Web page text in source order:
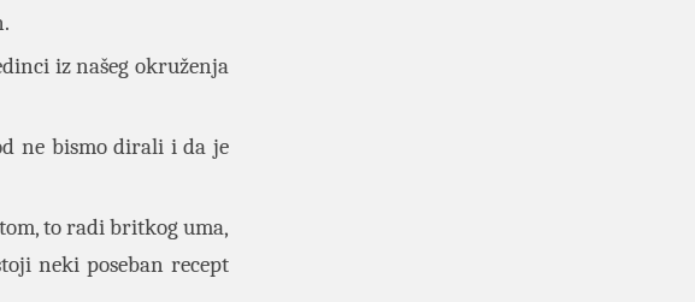
iz našeg okruženja
ne bismo dirali i da je
to radi britkog uma,
neki poseban recept